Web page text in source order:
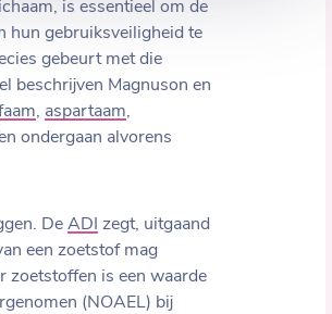
is essentieel om de
hun gebruiksveiligheid te
gebeurt met die
beschrijven Magnuson en
, aspartaam,
ondergaan alvorens
De ADI zegt, uitgaand
een zoetstof mag
zoetstoffen is een waarde
(NOAEL) bij